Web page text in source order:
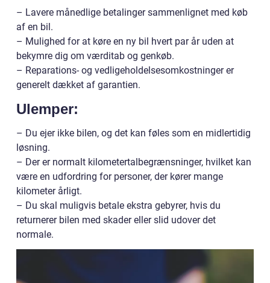
– Lavere månedlige betalinger sammenlignet med køb
af en bil.
– Mulighed for at køre en ny bil hvert par år uden at
bekymre dig om værditab og genkøb.
– Reparations- og vedligeholdelsesomkostninger er
generelt dækket af garantien.
Ulemper:
– Du ejer ikke bilen, og det kan føles som en midlertidig
løsning.
– Der er normalt kilometertalbegrænsninger, hvilket kan
være en udfordring for personer, der kører mange
kilometer årligt.
– Du skal muligvis betale ekstra gebyrer, hvis du
returnerer bilen med skader eller slid udover det
normale.